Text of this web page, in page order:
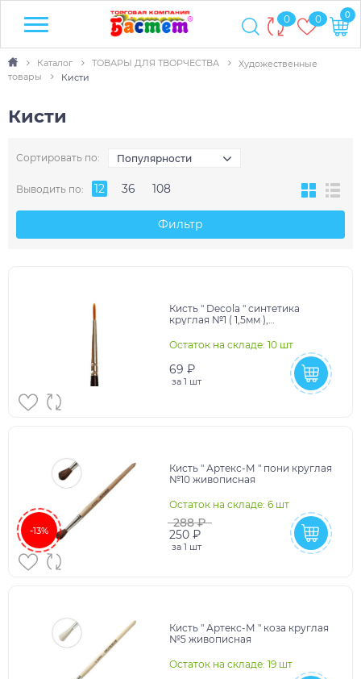
0 0 0
Каталог ТОВАРЫ ДЛЯ ТВОРЧЕСТВА
Художественные
товары
Кисти
Кисти
Сортировать по: Популярности
Выводить по: 12 36 108
Фильтр
Кисть " Decola " синтетика
круглая №1 ( 1,5мм ),
Остаток на складе: 10 шт
69 ₽
за 1 шт
-13%
Кисть " Артекс-М " пони круглая
№10 живописная
Остаток на складе: 6 шт
288 ₽
250 ₽
за 1 шт
Кисть " Артекс-М " коза круглая
№5 живописная
Остаток на складе: 19 шт